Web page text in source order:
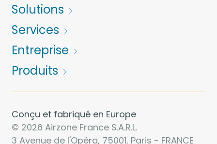
Solutions
Services
Entreprise
Produits
Conçu et fabriqué en Europe
© 2026 Airzone France S.A.R.L.
3 Avenue de l'Opéra, 75001, Paris - FRANCE